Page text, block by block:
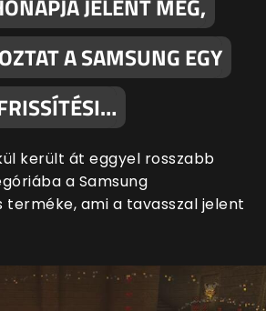
JELENT MEG,
A SAMSUNG EGY
került át eggyel rosszabb
a Samsung
terméke, ami a tavasszal jelent